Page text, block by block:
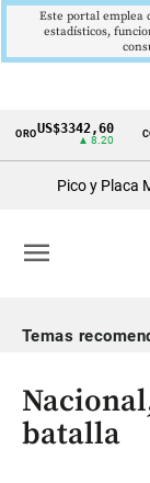
Cintillo
Colombia
OROUS$3342,60
▲ 8.20
Pico y Placa
menu
Temas
batalla
Este portal emplea
estadísticos,